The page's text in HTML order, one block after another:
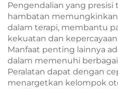
Pengendalian yang
hambatan
dalam terapi, membantu
kekuatan dan
Manfaat penting lainnya
dalam memenuhi
Peralatan dapat dengan
menargetkan kelompok